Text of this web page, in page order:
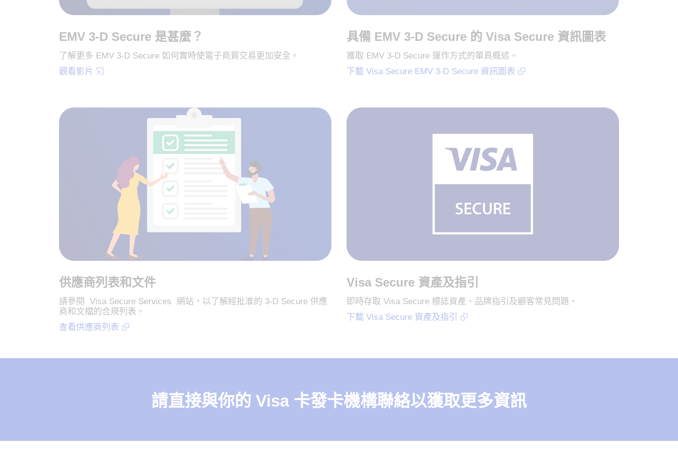
EMV 3-D Secure 是甚麼？
了解更多 EMV 3-D Secure 如何實時使電子商貿交易更加安全。
觀看影片
具備 EMV 3-D Secure 的 Visa Secure 資訊圖表
獲取 EMV 3-D Secure 運作方式的單頁概述。
下載 Visa Secure EMV 3-D Secure 資訊圖表
供應商列表和文件
請參閱 Visa Secure Services 網站，以了解經批准的 3-D Secure 供應
商和文檔的合規列表。
查看供應商列表
Visa Secure 資產及指引
即時存取 Visa Secure 標誌資產、品牌指引及顧客常見問題。
下載 Visa Secure 資產及指引
請直接與你的 Visa 卡發卡機構聯絡以獲取更多資訊